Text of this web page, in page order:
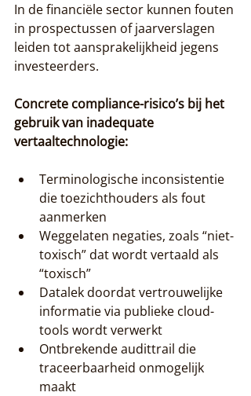
In de financiële sector kunnen fouten
in prospectussen of jaarverslagen
leiden tot aansprakelijkheid jegens
investeerders.
Concrete compliance-risico’s bij het
gebruik van inadequate
vertaaltechnologie:
Terminologische inconsistentie
die toezichthouders als fout
aanmerken
Weggelaten negaties, zoals “niet-
toxisch” dat wordt vertaald als
“toxisch”
Datalek doordat vertrouwelijke
informatie via publieke cloud-
tools wordt verwerkt
Ontbrekende audittrail die
traceerbaarheid onmogelijk
maakt